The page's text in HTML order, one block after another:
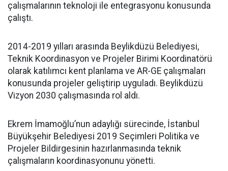
çalışmalarının teknoloji ile entegrasyonu konusunda
çalıştı.
2014-2019 yılları arasında Beylikdüzü Belediyesi,
Teknik Koordinasyon ve Projeler Birimi Koordinatörü
olarak katılımcı kent planlama ve AR-GE çalışmaları
konusunda projeler geliştirip uyguladı. Beylikdüzü
Vizyon 2030 çalışmasında rol aldı.
Ekrem İmamoğlu’nun adaylığı sürecinde, İstanbul
Büyükşehir Belediyesi 2019 Seçimleri Politika ve
Projeler Bildirgesinin hazırlanmasında teknik
çalışmaların koordinasyonunu yönetti.